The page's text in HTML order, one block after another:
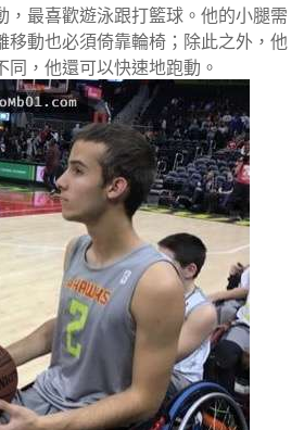
，最喜歡遊泳跟打籃球。他的小腿需
移動也必須倚靠輪椅；除此之外，他
同，他還可以快速地跑動。